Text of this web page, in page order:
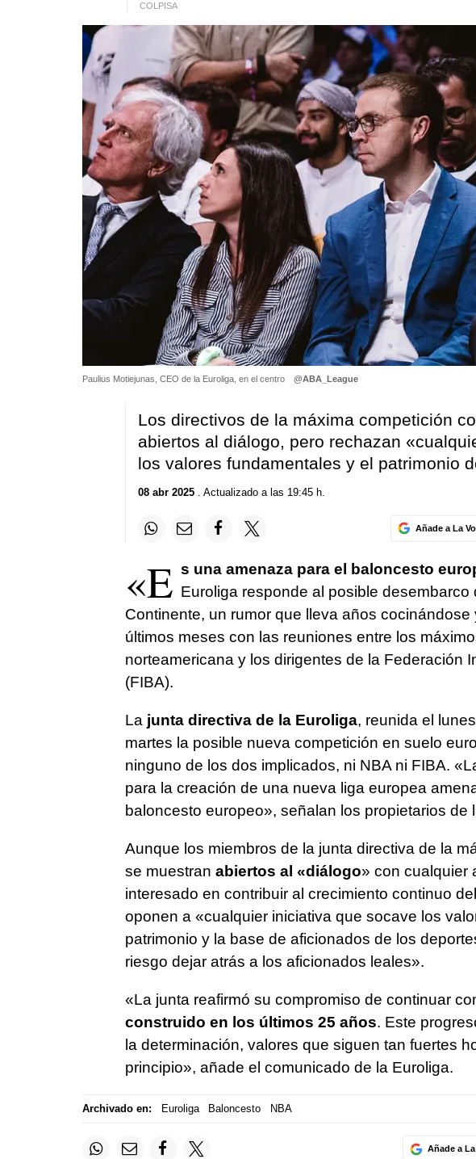
COLPISA
Paulius Motiejunas, CEO de la Euroliga, en el centro @ABA_League
Los directivos de la máxima competición
abiertos al diálogo, pero rechazan
los valores fundamentales y el patrimonio
08 abr 2025. Actualizado a las 19:45 h.
Añade a La
«E s una amenaza para el baloncesto
Euroliga responde al posible desembarco
Continente, un rumor que lleva años
últimos meses con las reuniones entre los
norteamericana y los dirigentes de la Federación
(FIBA).
La junta directiva de la Euroliga, reunida el
martes la posible nueva competición en suelo
ninguno de los dos implicados, ni NBA ni FIBA.
para la creación de una nueva liga europea
baloncesto europeo», señalan los propietarios de
Aunque los miembros de la junta directiva de la
se muestran abiertos al «diálogo» con cualquier
interesado en contribuir al crecimiento continuo
oponen a «cualquier iniciativa que socave los
patrimonio y la base de aficionados de los
riesgo dejar atrás a los aficionados leales».
«La junta reafirmó su compromiso de continuar
construido en los últimos 25 años. Este
la determinación, valores que siguen tan fuertes
principio», añade el comunicado de la Euroliga.
Archivado en: Euroliga Baloncesto NBA
Añade a